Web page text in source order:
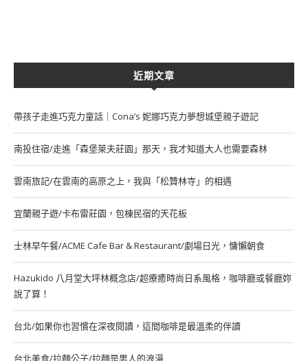
近期文章
帶孩子走進巧克力童話｜Cona’s 妮娜巧克力夢想城堡親子遊記
南投住宿/走進「森堡萊夫莊園」那天，我才知道大人也需要森林
雲南旅記/在雲南的高原之上，我與「松贊林寺」的相遇
宜蘭親子遊/卡布雷莊園，包棟民宿的天花板
士林早午餐/ACME Cafe Bar & Restaurant/劇場日光，慵懶朝食
Hazukido 八月堂大坪林概念店/超療癒時尚日系風格，咖啡廳或餐廳妳
說了算！
台北/如果你也習慣在深夜閱讀，這間咖啡是最溫柔的伴讀
台北美食/拉麵公子/拉麵是男人的浪漫